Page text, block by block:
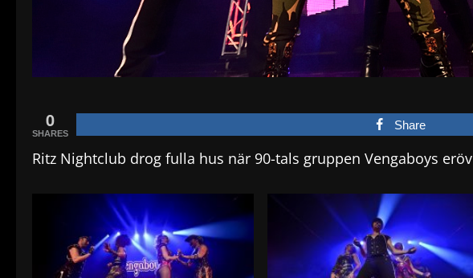
0
SHARES
Share
Ritz Nightclub drog fulla hus när 90-tals gruppen Vengaboys